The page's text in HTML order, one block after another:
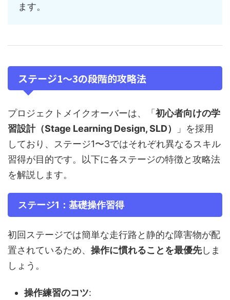
ます。
ステージ1〜3の段階的攻略法
プロジェクトメイクオーバーは、「 初心者向けの学
習設計（Stage Learning Design, SLD）
」を採用
しており、ステージ1〜3ではそれぞれ異なるスキル
習得が目的です。以下に各ステージの特徴と攻略法
を解説します。
ステージ1：基礎操作習得
初回ステージでは簡単な走行路と静的な障害物が配
置されているため、 操作に慣れることを最優先しま
しょう。
操作練習のコツ: